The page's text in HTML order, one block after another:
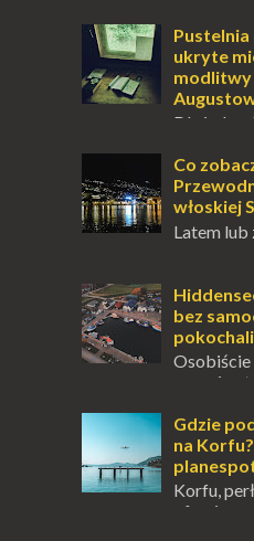
Pustelnia
ukryte
modlitwy
Dla
przetrwania lub
innych to nieustanne
Co
włoskiej
Latem lub
jesienią,
odwiedzić. Moja
Locarno gwara...
bez
Osobiście
uczucie
pośrodku Bałtyku?
doskonał...
Gdzie
na
Korfu,
oferuje